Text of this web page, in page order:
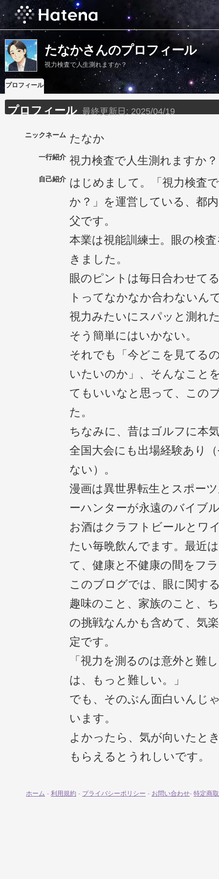
たなかさんのプロフィール
視力検査で人生測れますか？
プロフィール
プロフィール 最終更新日: 2025/04/19
ニックネーム たなか
一行紹介 視力検査で人生測れますか？
自己紹介 はじめまして。「視力検査
か？」を運営している、都
父です。
本業は視能訓練士。眼の検
きました。
眼のピントは毎日合わせて
トってなかなか合わないん
視力みたいにスパッと測れ
そう簡単にはいかない。
それでも「今どこを見てる
いたいのか」、そんなこと
てもいいなと思って、この
た。
ちなみに、昔はゴルフに本
全国大会にも出場経験あり
ない）。
漫画は異世界転生とスポー
ーハンターが永遠のバイブ
お酒はクラフトビールとワ
たい毎晩飲んでます。最近
て、健康と不健康の間をフ
このブログでは、眼に関す
趣味のこと、家族のこと、
の挑戦なんかも含めて、気
定です。
「視力を測るのは意外と難
は、もっと難しい。」
でも、そのぶん面白いんじ
います。
よかったら、気が向いたと
もらえるとうれしいです。
ホーム - 利用規約 - プライバシーポリシー - お問い合わせ- 特定商